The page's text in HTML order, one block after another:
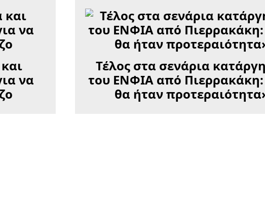
να
Τέλος στα σενάρια
του ΕΝΦΙΑ από
θα ήταν